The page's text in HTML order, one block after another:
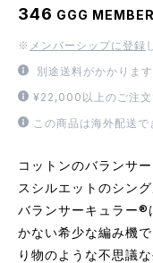
346 GGG
※ メンバーシップに登録
別途送料がかかります
¥22,000以上のご注文
この商品は海外配送で
コットンのバランサ
スシルエットのシン
バランサーキュラー®
かない希少な編み機
り物のような不思議